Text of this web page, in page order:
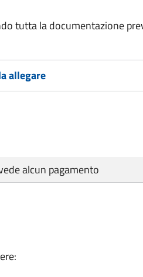
tutta la documentazione
allegare
alcun pagamento